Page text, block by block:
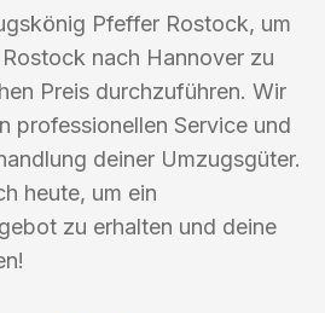
Pfeffer Rostock, um
nach Hannover zu
Preis durchzuführen. Wir
professionellen Service und
deiner Umzugsgüter.
heute, um ein
zu erhalten und deine